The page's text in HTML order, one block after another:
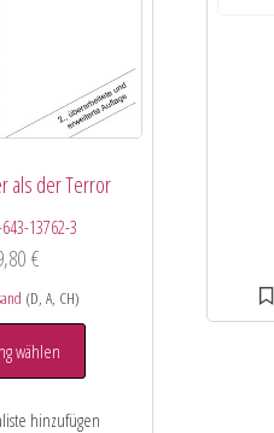
als der Terror
13762-3
€
(D, A, CH)
wählen